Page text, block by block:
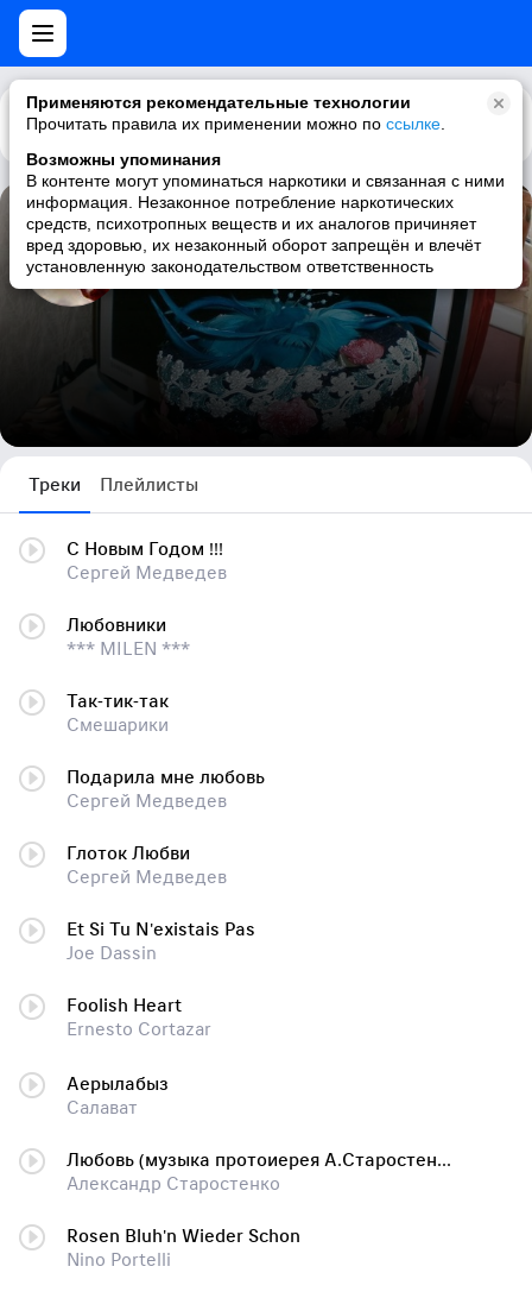
Применяются рекомендательные технологии
Прочитать правила их применении можно по ссылке
Возможны упоминания
В контенте могут упоминаться наркотики и связанная с ними
информация. Незаконное потребление наркотических
средств, психотропных веществ и их аналогов причиняет
вред здоровью, их незаконный оборот запрещён и влечёт
установленную законодательством ответственность
Каталог Рекомендации
Розария R.....
7159 треков
Треки Плейлисты
С Новым Годом !!!
Сергей Медведев
Любовники
*** MILEN ***
Так-тик-так
Смешарики
Подарила мне любовь
Сергей Медведев
Глоток Любви
Сергей Медведев
Et Si Tu N'existais Pas
Joe Dassin
Foolish Heart
Ernesto Cortazar
Аерылабыз
Салават
Любовь (музыка протоиерея А.Старостенко, аранж. С.Клапан)
Александр Старостенко
Rosen Bluh'n Wieder Schon
Nino Portelli